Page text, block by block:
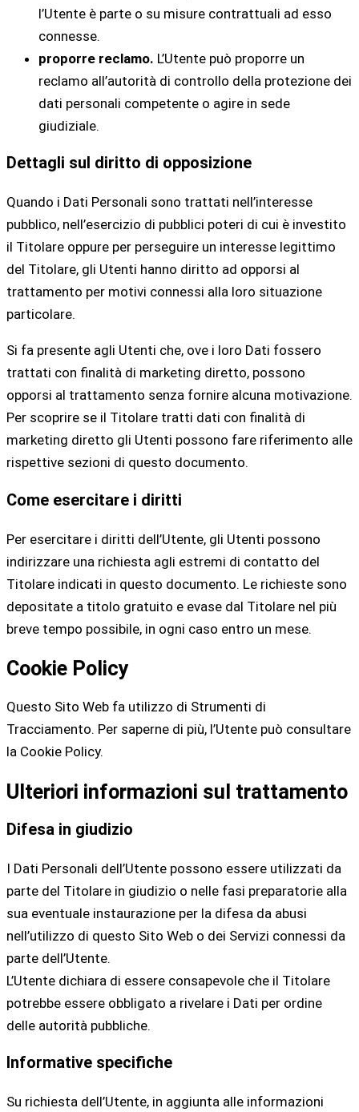
l’Utente è parte o su misure contrattuali ad esso
connesse.
proporre reclamo. L’Utente può proporre un
reclamo all’autorità di controllo della protezione dei
dati personali competente o agire in sede
giudiziale.
Dettagli sul diritto di opposizione
Quando i Dati Personali sono trattati nell’interesse
pubblico, nell’esercizio di pubblici poteri di cui è investito
il Titolare oppure per perseguire un interesse legittimo
del Titolare, gli Utenti hanno diritto ad opporsi al
trattamento per motivi connessi alla loro situazione
particolare.
Si fa presente agli Utenti che, ove i loro Dati fossero
trattati con finalità di marketing diretto, possono
opporsi al trattamento senza fornire alcuna motivazione.
Per scoprire se il Titolare tratti dati con finalità di
marketing diretto gli Utenti possono fare riferimento alle
rispettive sezioni di questo documento.
Come esercitare i diritti
Per esercitare i diritti dell’Utente, gli Utenti possono
indirizzare una richiesta agli estremi di contatto del
Titolare indicati in questo documento. Le richieste sono
depositate a titolo gratuito e evase dal Titolare nel più
breve tempo possibile, in ogni caso entro un mese.
Cookie Policy
Questo Sito Web fa utilizzo di Strumenti di
Tracciamento. Per saperne di più, l’Utente può consultare
la Cookie Policy.
Ulteriori informazioni sul trattamento
Difesa in giudizio
I Dati Personali dell’Utente possono essere utilizzati da
parte del Titolare in giudizio o nelle fasi preparatorie alla
sua eventuale instaurazione per la difesa da abusi
nell’utilizzo di questo Sito Web o dei Servizi connessi da
parte dell’Utente.
L’Utente dichiara di essere consapevole che il Titolare
potrebbe essere obbligato a rivelare i Dati per ordine
delle autorità pubbliche.
Informative specifiche
Su richiesta dell’Utente, in aggiunta alle informazioni